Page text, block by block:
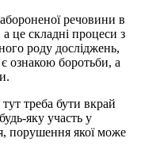
речовини в
це складні процеси з
роду досліджень,
ознакою боротьби, а
треба бути вкрай
яку участь у
порушення якої може